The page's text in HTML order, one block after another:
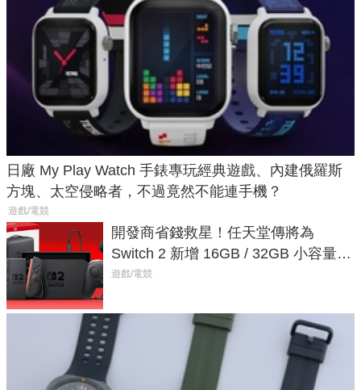
日廠 My Play Watch 手錶專玩經典遊戲、內建俄羅斯
方塊、太空侵略者，不過竟然不能連手機？
遊戲/電競
開發商省錢救星！任天堂傳將為
Switch 2 新增 16GB / 32GB 小容量遊
戲卡的選擇
遊戲/電競